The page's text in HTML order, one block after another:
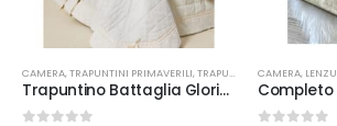
,WEDDING
CAMERA,TRAPUNTINI PRIMAVERILI,TRAPUNTINI PRIMAVERILI ,
Trapuntino Battaglia Gloriana
CAMERA,